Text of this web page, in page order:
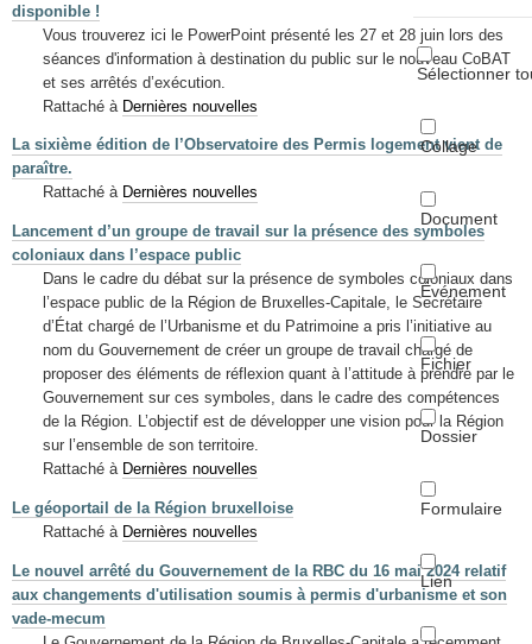
Sélectionner
Collage
Document
Événement
Fichier
Dossier
Formulaire
Lien
disponible !
Vous trouverez ici le PowerPoint présenté les 27 et 28 juin lors des
séances d'information à destination du public sur le nouveau CoBAT
et ses arrêtés d’exécution.
Rattaché à Dernières nouvelles
La sixième édition de l’Observatoire des Permis logement vient de
paraître.
Rattaché à Dernières nouvelles
Lancement d’un groupe de travail sur la présence des symboles
coloniaux dans l’espace public
Dans le cadre du débat sur la présence de symboles coloniaux dans
l’espace public de la Région de Bruxelles-Capitale, le Secrétaire
d’État chargé de l’Urbanisme et du Patrimoine a pris l’initiative au
nom du Gouvernement de créer un groupe de travail chargé de
proposer des éléments de réflexion quant à l’attitude à prendre par le
Gouvernement sur ces symboles, dans le cadre des compétences
de la Région. L’objectif est de développer une vision pour la Région
sur l’ensemble de son territoire.
Rattaché à Dernières nouvelles
Le géoportail de la Région bruxelloise
Rattaché à Dernières nouvelles
Le nouvel arrêté du Gouvernement de la RBC du 16 mai 2024 relatif
aux changements d'utilisation soumis à permis d'urbanisme et son
vade-mecum